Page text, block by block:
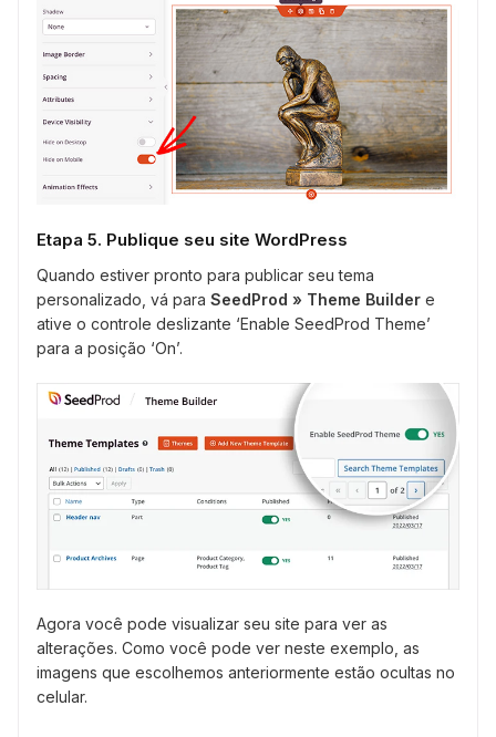
Etapa 5. Publique seu site WordPress
Quando estiver pronto para publicar seu tema
personalizado, vá para SeedProd » Theme Builder e
ative o controle deslizante ‘Enable SeedProd Theme’
para a posição ‘On’.
Agora você pode visualizar seu site para ver as
alterações. Como você pode ver neste exemplo, as
imagens que escolhemos anteriormente estão ocultas no
celular.